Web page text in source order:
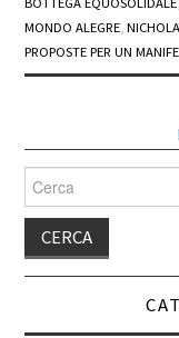
MONDO ALEGRE,
PROPOSTE PER UN
Cerca
per: